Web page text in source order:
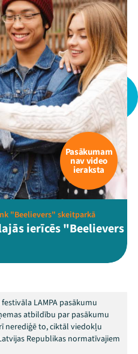
Pasākumam
nav video
ieraksta
"Beelievers" skeitparkā
ierīcēs "Beelievers
LAMPA pasākumu
atbildību par pasākumu
nerediģē to, ciktāl viedokļu
Republikas normatīvajiem